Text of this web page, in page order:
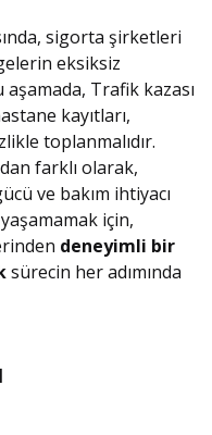
sigorta şirketleri
eksiksiz
Trafik kazası
kayıtları,
toplanmalıdır.
farklı olarak,
ve bakım ihtiyacı
için,
deneyimli bir
sürecin her adımında